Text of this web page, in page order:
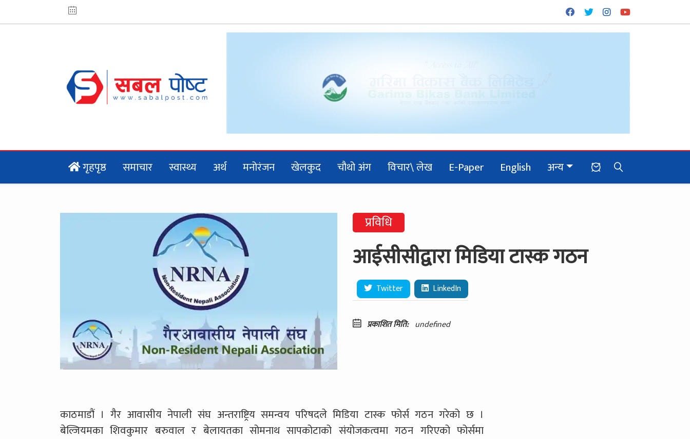
गृहपृष्ठ समाचार स्वास्थ्य अर्थ मनोरंजन खेलकुद चौथो अंग विचार\ लेख E-Paper English अन्य
प्रविधि
आईसीसीद्वारा मिडिया टास्क गठन
Twitter LinkedIn
प्रकाशित मिति: undefined
काठमाडौं । गैर आवासीय नेपाली संघ अन्तराष्ट्रिय समन्वय परिषदले मिडिया टास्क फोर्स गठन गरेको छ ।
बेल्जियमका शिवकुमार बरुवाल र बेलायतका सोमनाथ सापकोटाको संयोजकत्वमा गठन गरिएको फोर्समा